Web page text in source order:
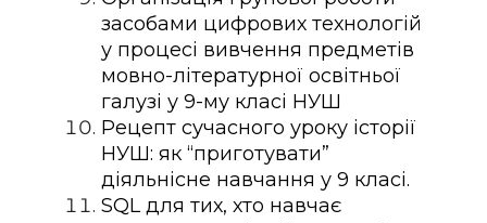
засобами цифрових технологій
у процесі вивчення предметів
мовно-літературної освітньої
галузі у 9-му класі НУШ
Рецепт сучасного уроку історії
НУШ: як “приготувати”
діяльнісне навчання у 9 класі.
SQL для тих, хто навчає